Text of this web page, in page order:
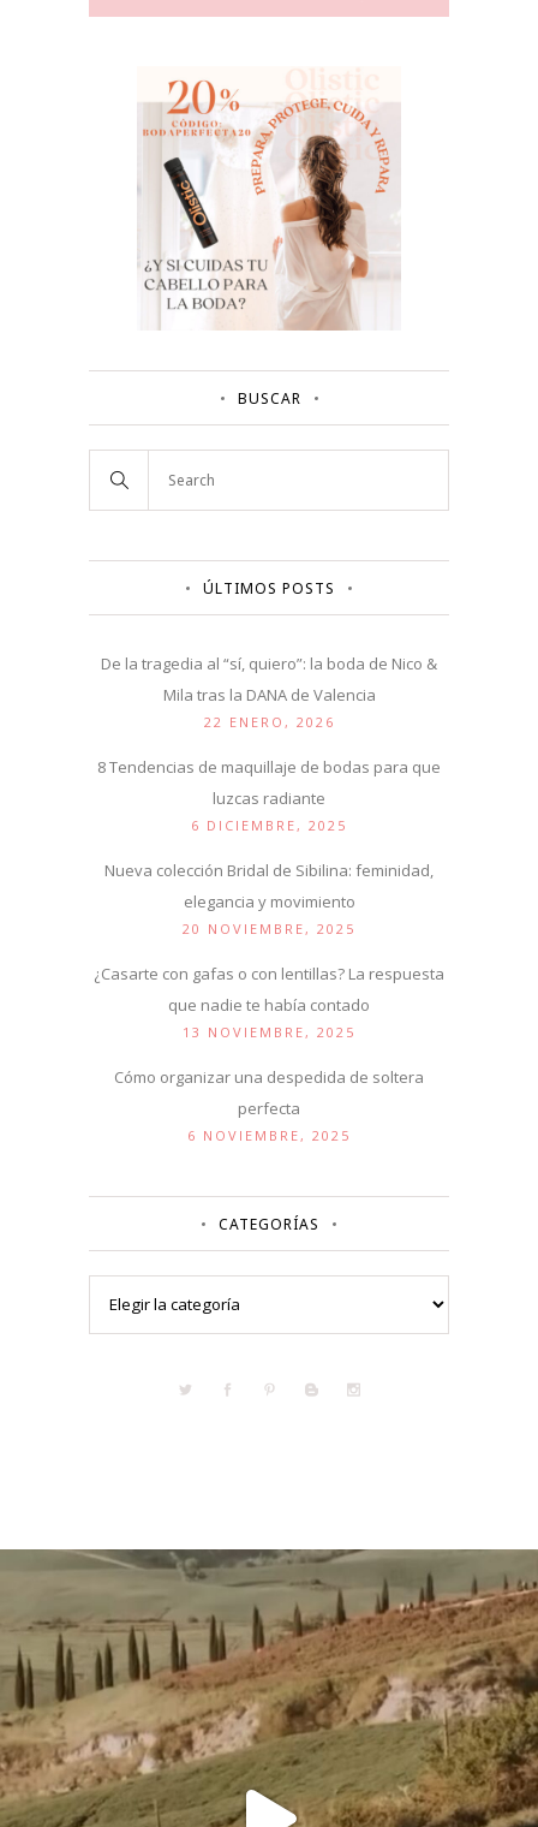
BUSCAR
ÚLTIMOS POSTS
De la tragedia al “sí, quiero”: la boda de Nico &
Mila tras la DANA de Valencia
22 ENERO, 2026
8 Tendencias de maquillaje de bodas para que
luzcas radiante
6 DICIEMBRE, 2025
Nueva colección Bridal de Sibilina: feminidad,
elegancia y movimiento
20 NOVIEMBRE, 2025
¿Casarte con gafas o con lentillas? La respuesta
que nadie te había contado
13 NOVIEMBRE, 2025
Cómo organizar una despedida de soltera
perfecta
6 NOVIEMBRE, 2025
CATEGORÍAS